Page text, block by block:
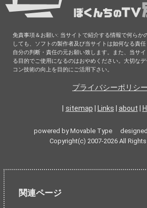
免責事項＆お願い: 当サイトで紹介する情報で何らか
しても、ソフトの製作者及び当サイトは如何なる責
自分の判断・責任の元お願い致します。また、当サ
る目的でご使用になるのはおやめください。大切な
コン技術の向上を目的にご活用下さい。
プライバシーポリシー
sitemap Links about
powered by Movable Type
Copyright(c) 2007-2026 All
関連ページ